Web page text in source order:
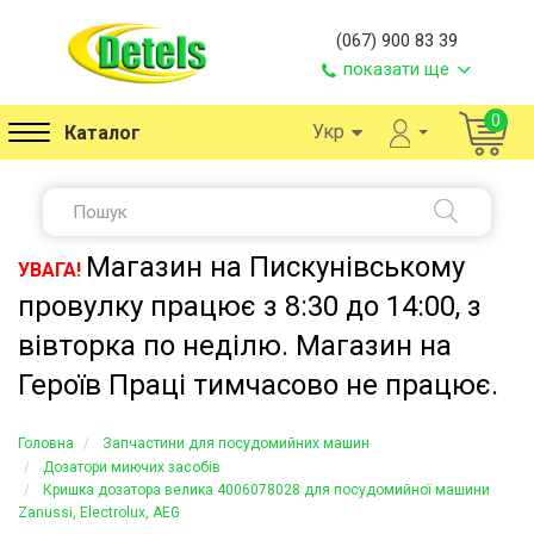
(067) 900 83 39
показати ще
Каталог Укр 0
УВАГА! Магазин на Пискунівському
провулку працює з 8:30 до 14:00, з
вівторка по неділю. Магазин на
Героїв Праці тимчасово не працює.
Головна
Запчастини для посудомийних машин
Дозатори миючих засобів
Кришка дозатора велика 4006078028 для посудомийної машини
Zanussi, Electrolux, AEG